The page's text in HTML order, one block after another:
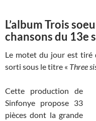
L’album Trois
chansons du 13e
Le motet du jour est tiré
sorti sous le titre « Three
Cette production de
Sinfonye propose 33
pièces dont la grande